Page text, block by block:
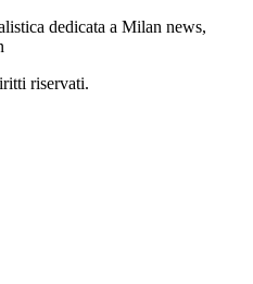
dedicata a Milan news,
riservati.